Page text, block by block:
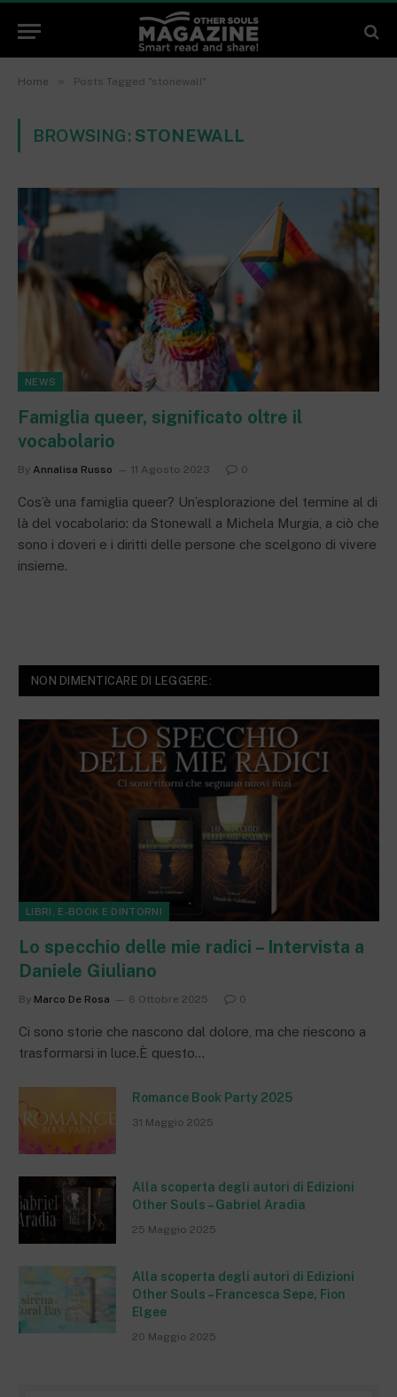
Home » Posts Tagged "stonewall"
BROWSING: STONEWALL
NEWS
Famiglia queer, significato oltre il
vocabolario
By Annalisa Russo 11 Agosto 2023 0
Cos’è una famiglia queer? Un’esplorazione del termine al di
là del vocabolario: da Stonewall a Michela Murgia, a ciò che
sono i doveri e i diritti delle persone che scelgono di vivere
insieme.
NON DIMENTICARE DI LEGGERE:
LIBRI, E-BOOK E DINTORNI
Lo specchio delle mie radici – Intervista a
Daniele Giuliano
By Marco De Rosa 6 Ottobre 2025 0
Ci sono storie che nascono dal dolore, ma che riescono a
trasformarsi in luce.È questo…
Romance Book Party 2025
31 Maggio 2025
Alla scoperta degli autori di Edizioni
Other Souls – Gabriel Aradia
25 Maggio 2025
Alla scoperta degli autori di Edizioni
Other Souls – Francesca Sepe, Fion
Elgee
20 Maggio 2025